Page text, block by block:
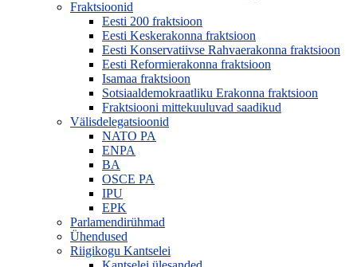
Fraktsioonid
Eesti 200 fraktsioon
Eesti Keskerakonna fraktsioon
Eesti Konservatiivse Rahvaerakonna fraktsioon
Eesti Reformierakonna fraktsioon
Isamaa fraktsioon
Sotsiaaldemokraatliku Erakonna fraktsioon
Fraktsiooni mittekuuluvad saadikud
Välisdelegatsioonid
NATO PA
ENPA
BA
OSCE PA
IPU
EPK
Parlamendirühmad
Ühendused
Riigikogu Kantselei